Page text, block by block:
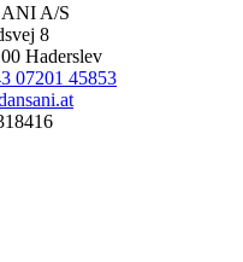
A/S
8
Haderslev
07201 45853